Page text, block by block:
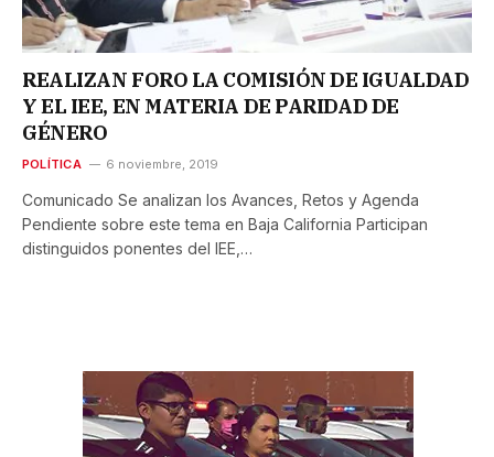
REALIZAN FORO LA COMISIÓN DE IGUALDAD
Y EL IEE, EN MATERIA DE PARIDAD DE
GÉNERO
POLÍTICA 6 noviembre, 2019
Comunicado Se analizan los Avances, Retos y Agenda
Pendiente sobre este tema en Baja California Participan
distinguidos ponentes del IEE,…